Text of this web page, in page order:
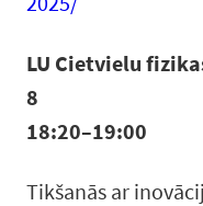
LU Cietvielu
8
18:20–19:00
Tikšanās ar